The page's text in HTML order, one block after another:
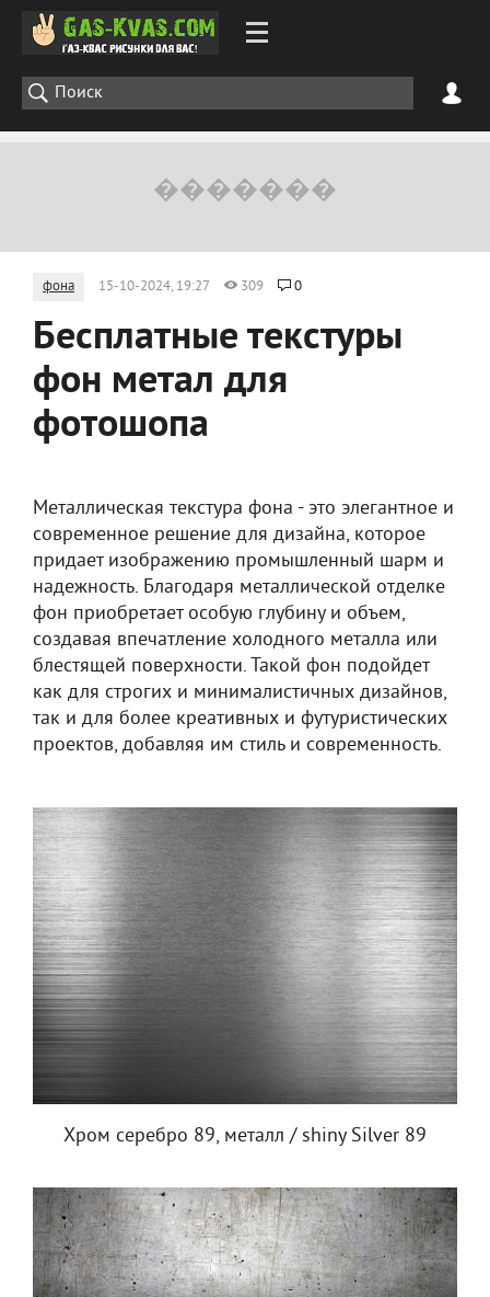
фона 15-10-2024, 19:27 309 0
Бесплатные текстуры
фон метал для
фотошопа
Металлическая текстура фона - это элегантное и
современное решение для дизайна, которое
придает изображению промышленный шарм и
надежность. Благодаря металлической отделке
фон приобретает особую глубину и объем,
создавая впечатление холодного металла или
блестящей поверхности. Такой фон подойдет
как для строгих и минималистичных дизайнов,
так и для более креативных и футуристических
проектов, добавляя им стиль и современность.
Хром серебро 89, металл / shiny Silver 89